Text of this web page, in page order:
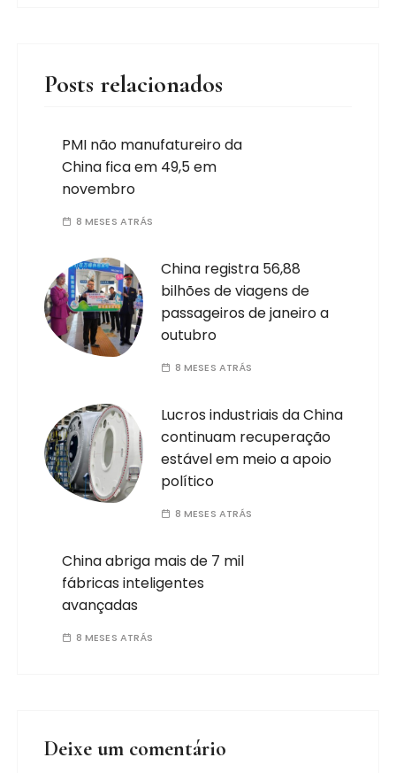
Posts relacionados
PMI não manufatureiro da
China fica em 49,5 em
novembro
8 MESES ATRÁS
China registra 56,88
bilhões de viagens de
passageiros de janeiro a
outubro
8 MESES ATRÁS
Lucros industriais da China
continuam recuperação
estável em meio a apoio
político
8 MESES ATRÁS
China abriga mais de 7 mil
fábricas inteligentes
avançadas
8 MESES ATRÁS
Deixe um comentário